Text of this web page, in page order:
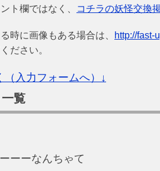
ト欄ではなく、 コチラの妖怪交換
時に画像もある場合は、
http://fast-
ださい。
（入力フォームへ）↓
覧
ーーなんちゃて